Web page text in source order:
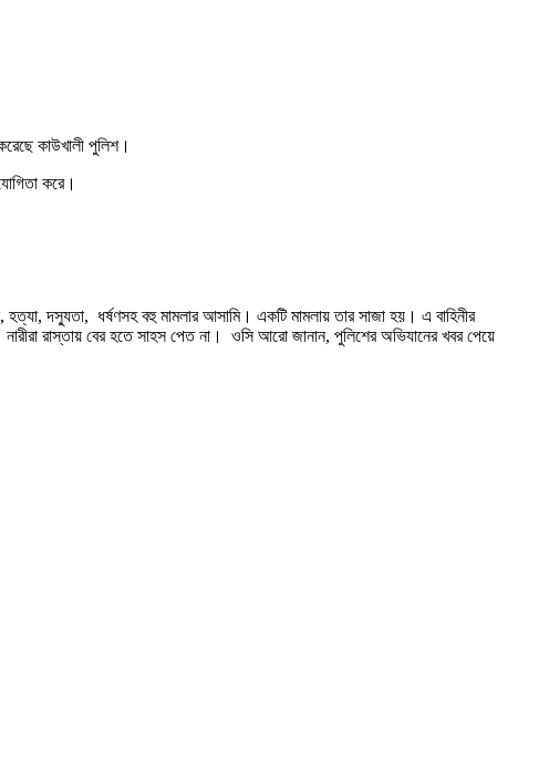
কাউখালী পুলিশ।
করে।
হত্যা, দস্যুতা, ধর্ষণসহ বহু মামলার আসামি। একটি মামলায় তার সাজা হয়। এ বাহিনীর
রাস্তায় বের হতে সাহস পেত না। ওসি আরো জানান, পুলিশের অভিযানের খবর পেয়ে